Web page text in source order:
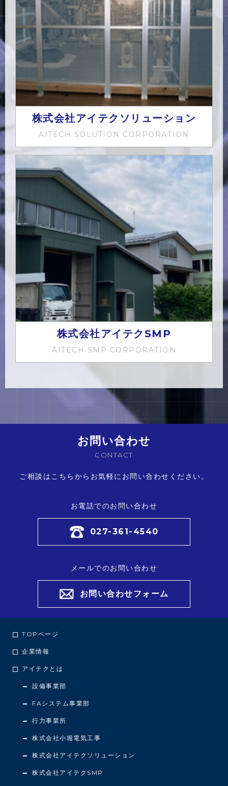
株式会社アイテクソリューション
AITECH SOLUTION CORPORATION
株式会社アイテクSMP
AITECH SMP CORPORATION
お問い合わせ
CONTACT
ご相談はこちらからお気軽にお問い合わせください。
お電話でのお問い合わせ
027-361-4540
メールでのお問い合わせ
お問い合わせフォーム
TOPページ
企業情報
アイテクとは
設備事業部
FAシステム事業部
行力事業所
株式会社小堀電気工事
株式会社アイテクソリューション
株式会社アイテクSMP